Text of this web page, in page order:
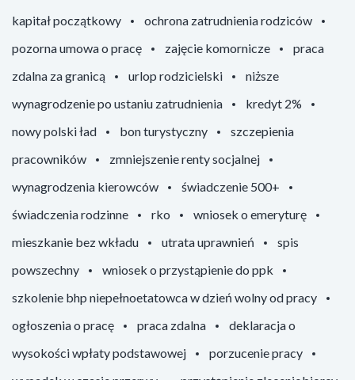
kapitał początkowy
ochrona zatrudnienia rodziców
pozorna umowa o pracę
zajęcie komornicze
praca
zdalna za granicą
urlop rodzicielski
niższe
wynagrodzenie po ustaniu zatrudnienia
kredyt 2%
nowy polski ład
bon turystyczny
szczepienia
pracowników
zmniejszenie renty socjalnej
wynagrodzenia kierowców
świadczenie 500+
świadczenia rodzinne
rko
wniosek o emeryturę
mieszkanie bez wkładu
utrata uprawnień
spis
powszechny
wniosek o przystąpienie do ppk
szkolenie bhp niepełnoetatowca w dzień wolny od pracy
ogłoszenia o pracę
praca zdalna
deklaracja o
wysokości wpłaty podstawowej
porzucenie pracy